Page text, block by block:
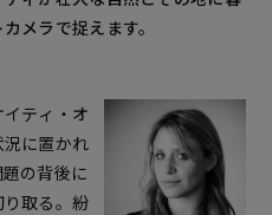
メラで捉えます。
ティ・オ
に置かれ
の背後に
取る。紛